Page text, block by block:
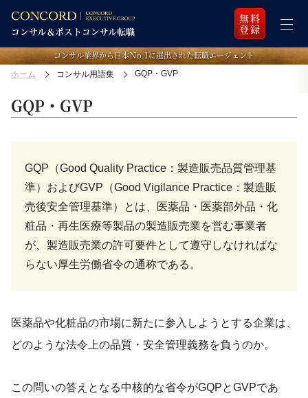
無料
登録
コンサル業界から日本Ｎo.1に選出された転職エージェント
ホーム コンサル用語集 GQP・GVP
GQP・GVP
GQP（Good Quality Practice：製造販売品質管理基
準）およびGVP（Good Vigilance Practice：製造販
売後安全管理基準）とは、医薬品・医薬部外品・化
粧品・再生医療等製品の製造販売業を営む事業者
が、製造販売業の許可要件として遵守しなければな
らない厚生労働省令の通称である。
医薬品や化粧品の市場に新たに参入しようとする企業は、
どのような法令上の品質・安全管理義務を負うのか。
この問いの答えとなる中核的な省令がGQPとGVPであ